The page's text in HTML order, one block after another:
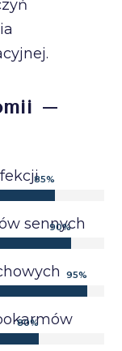
–
85%
sennych
90%
95%
80%